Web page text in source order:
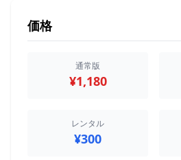
価格
通常版
¥1,180
レンタル
¥300